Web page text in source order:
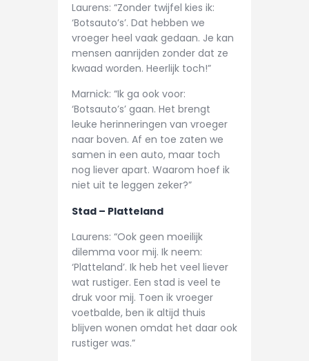
Laurens: “Zonder twijfel kies ik:
‘Botsauto’s’. Dat hebben we
vroeger heel vaak gedaan. Je kan
mensen aanrijden zonder dat ze
kwaad worden. Heerlijk toch!”
Marnick: “Ik ga ook voor:
‘Botsauto’s’ gaan. Het brengt
leuke herinneringen van vroeger
naar boven. Af en toe zaten we
samen in een auto, maar toch
nog liever apart. Waarom hoef ik
niet uit te leggen zeker?”
Stad – Platteland
Laurens: “Ook geen moeilijk
dilemma voor mij. Ik neem:
‘Platteland’. Ik heb het veel liever
wat rustiger. Een stad is veel te
druk voor mij. Toen ik vroeger
voetbalde, ben ik altijd thuis
blijven wonen omdat het daar ook
rustiger was.”